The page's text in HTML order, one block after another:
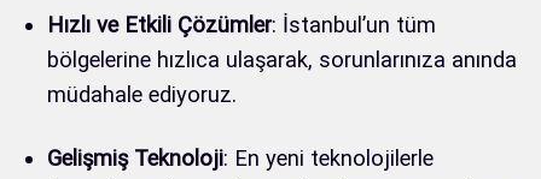
Hızlı ve Etkili Çözümler: İstanbul’un tüm
bölgelerine hızlıca ulaşarak, sorunlarınıza anında
müdahale ediyoruz.
Gelişmiş Teknoloji: En yeni teknolojilerle